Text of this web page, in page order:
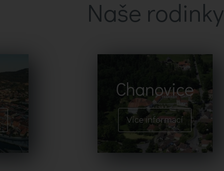
Naše rodinky
Chanovice
Více informací